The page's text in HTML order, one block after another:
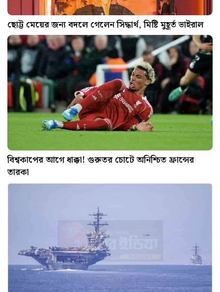
ছোট্ট মেয়ের জন্য বদলে গেলেন সিদ্ধার্থ, মিষ্টি মুহূর্ত ভাইরাল
বিশ্বকাপের আগে ধাক্কা! গুরুতর চোটে অনিশ্চিত ফ্রান্সের
তারকা